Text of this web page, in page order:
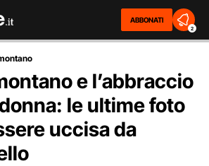
ABBONATI
2
e l’abbraccio
le ultime foto
uccisa da